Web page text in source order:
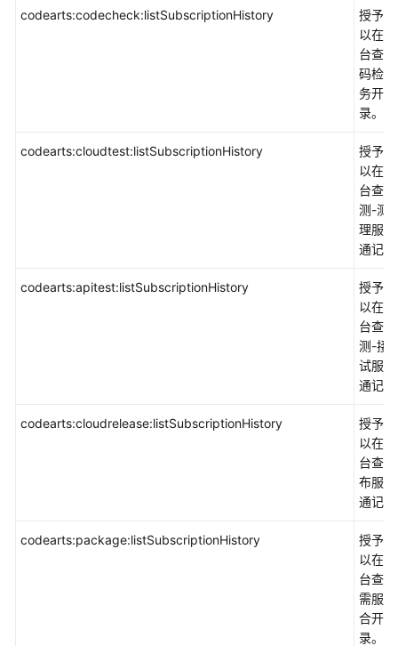
codearts:codecheck:listSubscriptionHistory
授予
以在
台查
码检
务开
录。
codearts:cloudtest:listSubscriptionHistory
授予
以在
台查
测-测
理服
通记
codearts:apitest:listSubscriptionHistory
授予
以在
台查
测-接
试服
通记
codearts:cloudrelease:listSubscriptionHistory
授予
以在
台查
布服
通记
codearts:package:listSubscriptionHistory
授予
以在
台查
需服
合开
录。